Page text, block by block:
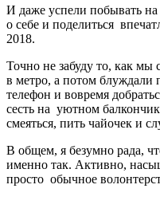
И даже успели побывать на
о себе и поделиться
2018.
Точно не забуду то, как
в метро, а потом блуждали
телефон и вовремя
сесть на уютном
смеяться, пить чайочек и
В общем, я безумно рада,
именно так. Активно,
просто обычное